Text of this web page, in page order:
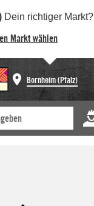
Dein richtiger Markt?
Markt wählen
Bornheim (Pfalz)